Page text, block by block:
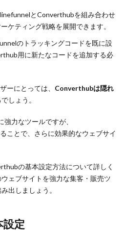
とConverthubを組み合わせ
ケティング戦略を展開できます。
のトラッキングコードを既に設
用に新たなコードを追加する必
ーにとっては、 Converthubは隠れ
しょう。
力なツールですが、
ことで、さらに効果的なウェブサイ
の基本設定方法について詳しく
ェブサイトを強力な集客・販売ツ
出しましょう。
定